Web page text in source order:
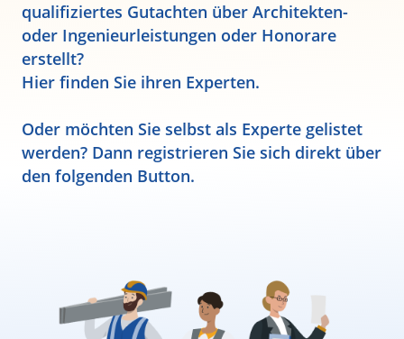
qualifiziertes Gutachten über Architekten-
oder Ingenieurleistungen oder Honorare
erstellt?
Hier finden Sie ihren Experten.
Oder möchten Sie selbst als Experte gelistet
werden? Dann registrieren Sie sich direkt über
den folgenden Button.